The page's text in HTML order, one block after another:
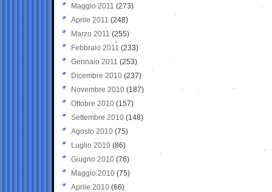
Maggio 2011 (273)
Aprile 2011 (248)
Marzo 2011 (255)
Febbraio 2011 (233)
Gennaio 2011 (253)
Dicembre 2010 (237)
Novembre 2010 (187)
Ottobre 2010 (157)
Settembre 2010 (148)
Agosto 2010 (75)
Luglio 2010 (86)
Giugno 2010 (76)
Maggio 2010 (75)
Aprile 2010 (66)